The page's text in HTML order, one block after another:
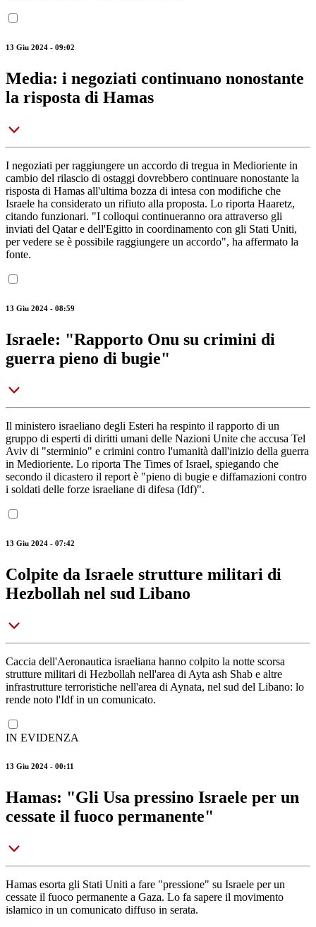
13 Giu 2024 - 09:02
Media: i negoziati continuano nonostante
la risposta di Hamas
I negoziati per raggiungere un accordo di tregua in Medioriente in
cambio del rilascio di ostaggi dovrebbero continuare nonostante la
risposta di Hamas all'ultima bozza di intesa con modifiche che
Israele ha considerato un rifiuto alla proposta. Lo riporta Haaretz,
citando funzionari. "I colloqui continueranno ora attraverso gli
inviati del Qatar e dell'Egitto in coordinamento con gli Stati Uniti,
per vedere se è possibile raggiungere un accordo", ha affermato la
fonte.
13 Giu 2024 - 08:59
Israele: "Rapporto Onu su crimini di
guerra pieno di bugie"
Il ministero israeliano degli Esteri ha respinto il rapporto di un
gruppo di esperti di diritti umani delle Nazioni Unite che accusa Tel
Aviv di "sterminio" e crimini contro l'umanità dall'inizio della guerra
in Medioriente. Lo riporta The Times of Israel, spiegando che
secondo il dicastero il report è "pieno di bugie e diffamazioni contro
i soldati delle forze israeliane di difesa (Idf)".
13 Giu 2024 - 07:42
Colpite da Israele strutture militari di
Hezbollah nel sud Libano
Caccia dell'Aeronautica israeliana hanno colpito la notte scorsa
strutture militari di Hezbollah nell'area di Ayta ash Shab e altre
infrastrutture terroristiche nell'area di Aynata, nel sud del Libano: lo
rende noto l'Idf in un comunicato.
IN EVIDENZA
13 Giu 2024 - 00:11
Hamas: "Gli Usa pressino Israele per un
cessate il fuoco permanente"
Hamas esorta gli Stati Uniti a fare "pressione" su Israele per un
cessate il fuoco permanente a Gaza. Lo fa sapere il movimento
islamico in un comunicato diffuso in serata.